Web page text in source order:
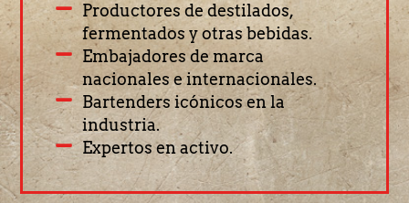
Productores de destilados,
fermentados y otras bebidas.
Embajadores de marca
nacionales e internacionales.
Bartenders icónicos en la
industria.
Expertos en activo.